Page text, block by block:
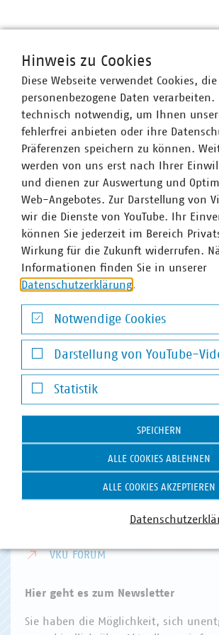
ENERGIEWIRTSCHAFT
Hausanschrift und Kontakt
VKU-Hauptgeschäftsstelle
10115 Berlin
Telefon:+49 30 58580-0
E-Mail:info(at)vku(dot)de
VKU AKADEMIE
VKU VERLAG
VKU FORUM
Hier geht es zum Newsletter
Sie haben die Möglichkeit, sich
Hinweis zu Cookies
Diese Webseite verwendet Cookies, die
personenbezogene Daten verarbeiten.
technisch notwendig, um Ihnen
fehlerfrei anbieten oder ihre
Präferenzen speichern zu können.
werden von uns erst nach Ihrer
und dienen zur Auswertung und
Web-Angebotes. Zur Darstellung von
wir die Dienste von YouTube. Ihr
können Sie jederzeit im Bereich
Wirkung für die Zukunft widerrufen.
Informationen finden Sie in unserer
Datenschutzerklärung.
Notwendige Cookies
Notwendige Cookies
Darstellung von YouTube-
Darstellung von YouTube-Videos
Statistik
Statistik
SPEICHERN
ALLE COOKIES ABLEHNEN
ALLE COOKIES AKZEPTIEREN